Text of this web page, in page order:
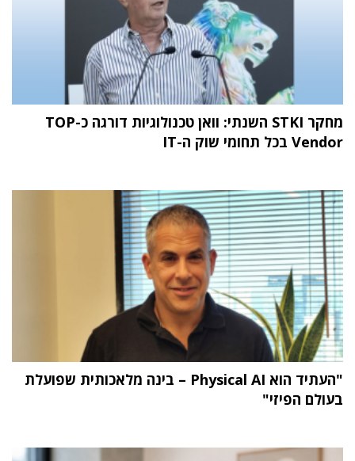
מחקר STKI השנתי: וואן טכנולוגיות דורגה כ-TOP
Vendor בכל תחומי שוק ה-IT
"העתיד הוא Physical AI – בינה מלאכותית שפועלת
בעולם הפיזי"